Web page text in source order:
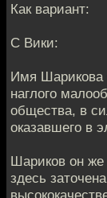
Как вариант:
С Вики:
Имя Шарикова
наглого
общества, в
оказавшего в
Шариков он
здесь